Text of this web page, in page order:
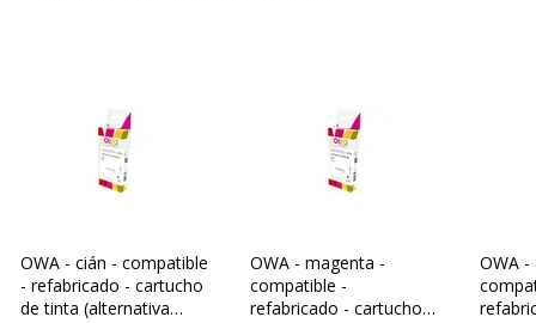
Datos logísticos
Datos logísticos
Garantía
Garantía
OWA - cián - compatible
- refabricado - cartucho
de tinta (alternativa
OWA - magenta -
compatible -
refabricado - cartucho
OWA